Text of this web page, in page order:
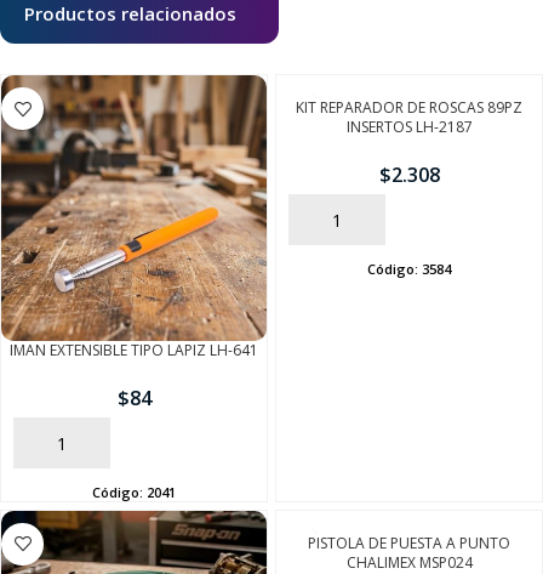
Productos relacionados
IMAN EXTENSIBLE TIPO LAPIZ LH-641
$84
AÑADIR
Código: 2041
KIT REPARADOR DE ROSCAS 89PZ
INSERTOS LH-2187
$2.308
AÑADIR
Código: 3584
PISTOLA DE PUESTA A PUNTO
CHALIMEX MSP024